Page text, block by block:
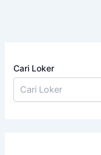
Cari Loker